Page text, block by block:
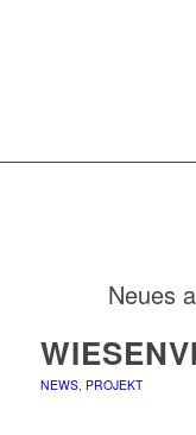
Neues
NEWS, PROJEKT